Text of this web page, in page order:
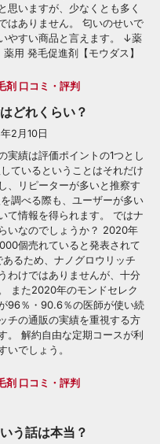
思いますが、少なくとも多く
はありません。 匂いのせいで
やすい商品と言えます。 ↓薬
用 発毛促進剤【モウダス】
剤 口コミ・評判
どれくらい？
2月10日
実績は評価ポイントの1つとし
ているということはそれだけ
、リピーターが多いと推察す
調べる際も、ユーザーが多い
て情報を得られます。 ではナ
いなのでしょうか？ 2020年
個売れていると発表されて
るため、ナノグロウリッチ
わけではありませんが、十分
また2020年のモンドセレク
96％・90.6％の医師が使い続
チの通販の実績を重視する方
。 解約自由な定期コースが利
いでしょう。
剤 口コミ・評判
う話は本当？